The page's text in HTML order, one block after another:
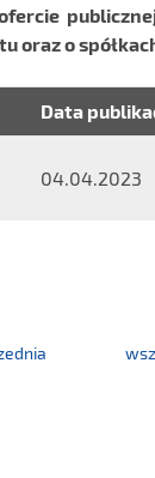
oraz o
Data
04.04.2023